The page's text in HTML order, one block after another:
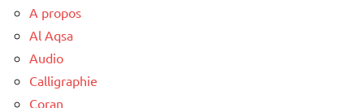
A propos
Al Aqsa
Audio
Calligraphie
Coran